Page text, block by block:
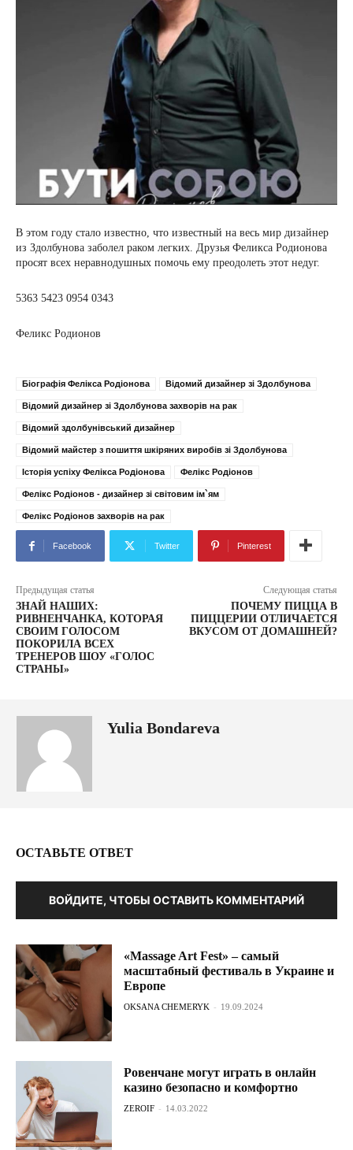
В этом году стало известно, что известный на весь мир дизайнер
из Здолбунова заболел раком легких. Друзья Феликса Родионова
просят всех неравнодушных помочь ему преодолеть этот недуг.
5363 5423 0954 0343
Феликс Родионов
Біографія Фелікса Родіонова Відомий дизайнер зі Здолбунова
Відомий дизайнер зі Здолбунова захворів на рак
Відомий здолбунівський дизайнер
Відомий майстер з пошиття шкіряних виробів зі Здолбунова
Історія успіху Фелікса Родіонова Фелікс Родіонов
Фелікс Родіонов - дизайнер зі світовим ім`ям
Фелікс Родіонов захворів на рак
Facebook Twitter Pinterest
Предыдущая статья
ЗНАЙ НАШИХ:
РИВНЕНЧАНКА, КОТОРАЯ
СВОИМ ГОЛОСОМ
ПОКОРИЛА ВСЕХ
ТРЕНЕРОВ ШОУ «ГОЛОС
СТРАНЫ»
Следующая статья
ПОЧЕМУ ПИЦЦА В
ПИЦЦЕРИИ ОТЛИЧАЕТСЯ
ВКУСОМ ОТ ДОМАШНЕЙ?
Yulia Bondareva
ОСТАВЬТЕ ОТВЕТ
ВОЙДИТЕ, ЧТОБЫ ОСТАВИТЬ КОММЕНТАРИЙ
«Massage Art Fest» – самый
масштабный фестиваль в Украине и
Европе
OKSANA CHEMERYK - 19.09.2024
Ровенчане могут играть в онлайн
казино безопасно и комфортно
ZEROIF - 14.03.2022